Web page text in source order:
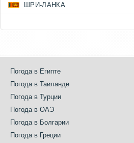
ШРИ-ЛАНКА
Погода в Египте
Погода в Таиланде
Погода в Турции
Погода в ОАЭ
Погода в Болгарии
Погода в Греции